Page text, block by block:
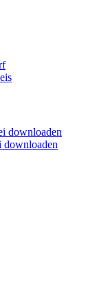
downloaden
downloaden